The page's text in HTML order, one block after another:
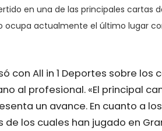
en una de las principales cartas
ocupa actualmente el último lugar
con All in 1 Deportes sobre los
al profesional. «El principal
un avance. En cuanto a
los cuales han jugado en